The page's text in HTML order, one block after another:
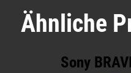
Ähnliche
Sony